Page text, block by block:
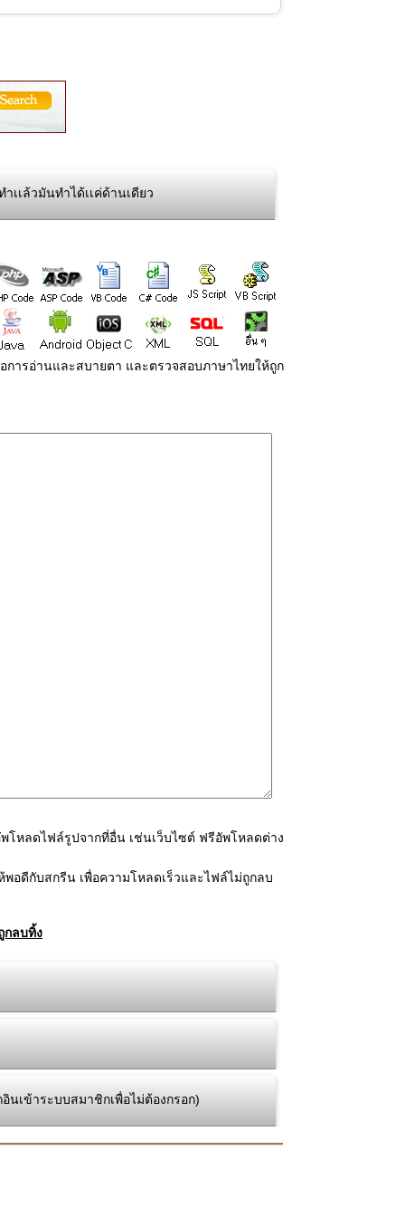
เเล้วมันทำได้เเค่ด้านเดียว
ารอ่านและสบายตา และตรวจสอบภาษาไทยให้ถูก
โหลดไฟล์รูปจากที่อื่น เช่นเว็บไซต์ ฟรีอัพโหลดต่าง
อดีกับสกรีน เพื่อความโหลดเร็วและไฟล์ไม่ถูกลบ
กลบทิ้ง
นเข้าระบบสมาชิกเพื่อไม่ต้องกรอก)